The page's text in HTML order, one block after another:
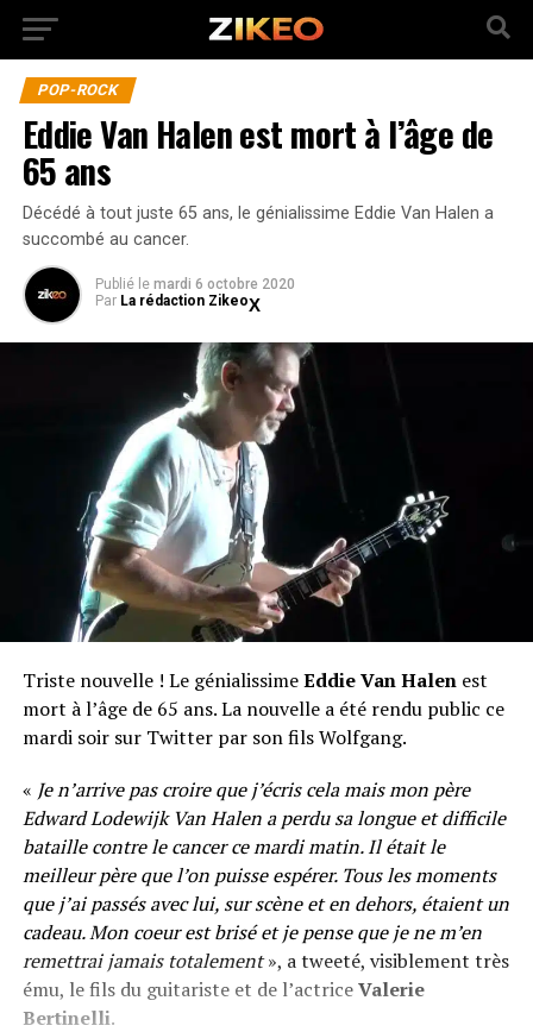
POP-ROCK
Eddie Van Halen est mort à l’âge de
65 ans
Décédé à tout juste 65 ans, le génialissime Eddie Van Halen a
succombé au cancer.
Publié le mardi 6 octobre 2020
Par La rédaction Zikeo
Triste nouvelle ! Le génialissimeEddie Van Halenest
mort à l’âge de 65 ans. La nouvelle a été rendu public ce
mardi soir sur Twitter par son fils Wolfgang.
« Je n’arrive pas croire que j’écris cela mais mon père
Edward Lodewijk Van Halen a perdu sa longue et difficile
bataille contre le cancer ce mardi matin. Il était le
meilleur père que l’on puisse espérer. Tous les moments
que j’ai passés avec lui, sur scène et en dehors, étaient un
cadeau. Mon coeur est brisé et je pense que je ne m’en
remettrai jamais totalement», a tweeté, visiblement très
ému, le fils du guitariste et de l’actriceValerie
Bertinelli.